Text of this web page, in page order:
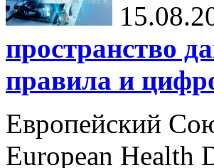
пространство
правила и
Европейский
European Health